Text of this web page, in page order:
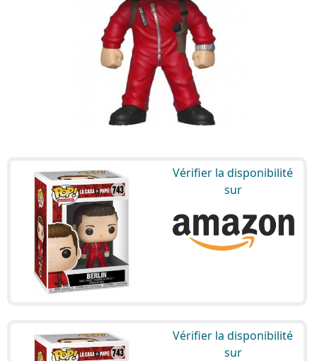
Vérifier la disponibilité
sur
Vérifier la disponibilité
sur